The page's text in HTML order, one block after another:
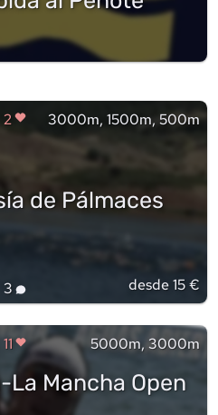
2 3000m, 1500m, 500m
de Pálmaces
3 desde 15 €
11 5000m, 3000m
Mancha Open